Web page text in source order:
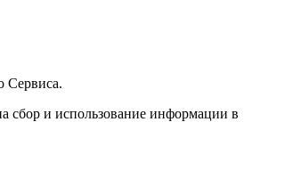
Сервиса.
сбор и использование информации в